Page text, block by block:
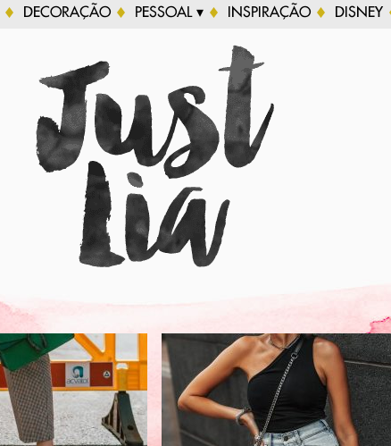
DECORAÇÃO PESSOAL ▾ INSPIRAÇÃO DISNEY